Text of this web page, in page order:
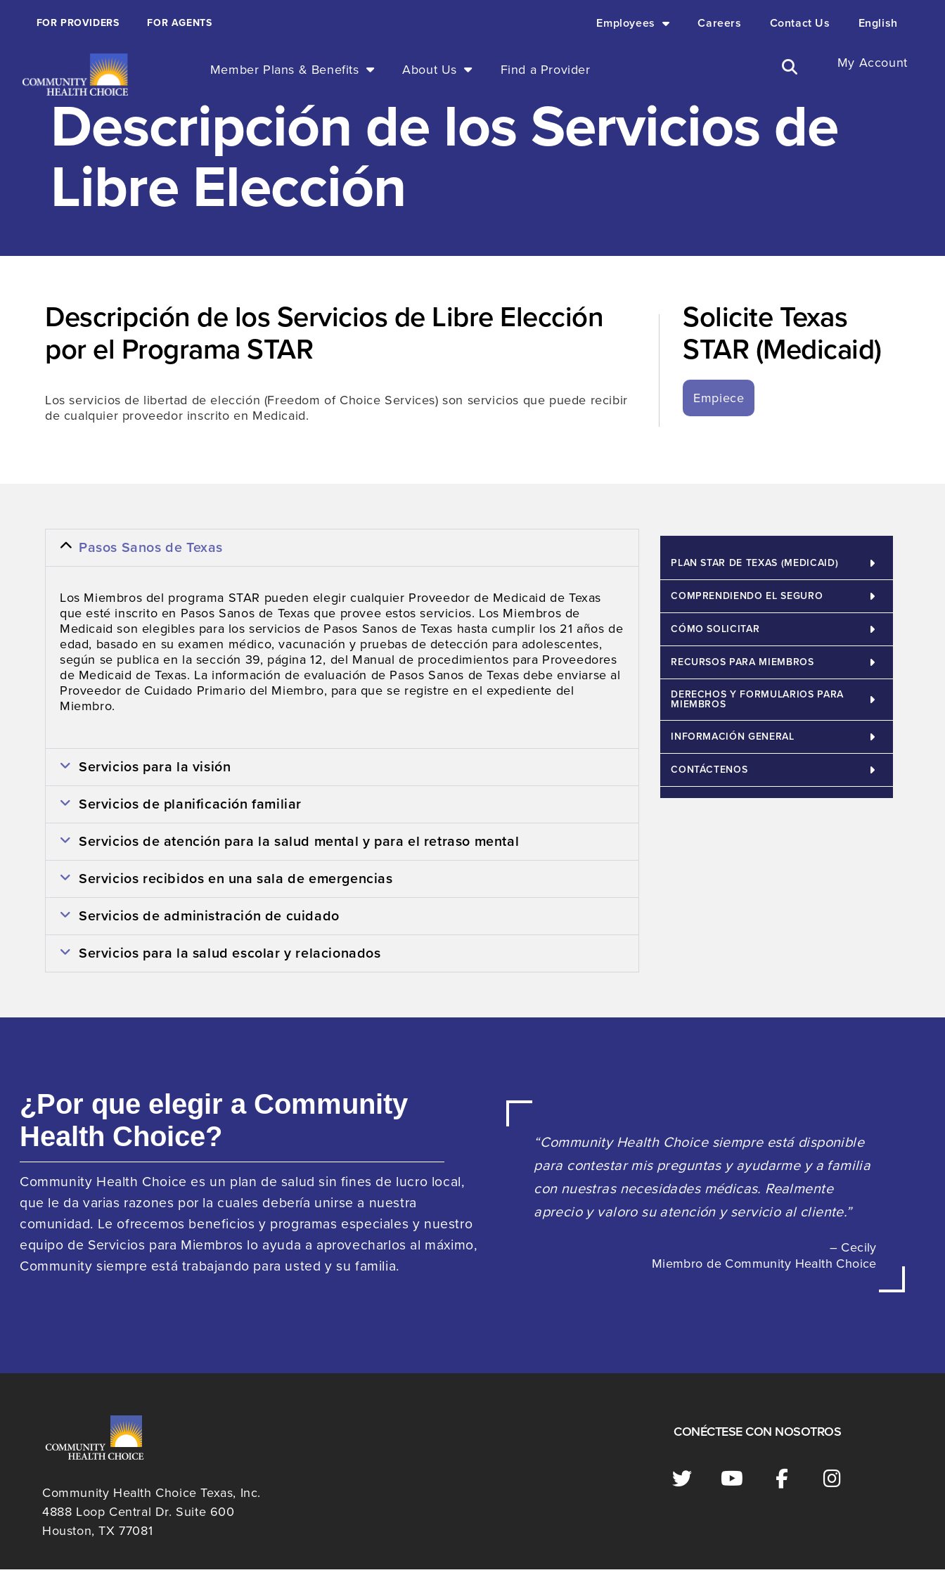
FOR PROVIDERS FOR AGENTS Employees Careers Contact Us English
Member Plans & Benefits About Us Find a Provider My Account
Descripción de los Servicios de
Libre Elección
Descripción de los Servicios de Libre Elección
por el Programa STAR
Los servicios de libertad de elección (Freedom of Choice Services) son servicios que puede recibir
de cualquier proveedor inscrito en Medicaid.
Solicite Texas
STAR (Medicaid)
Empiece
Pasos Sanos de Texas
Los Miembros del programa STAR pueden elegir cualquier Proveedor de Medicaid de Texas
que esté inscrito en Pasos Sanos de Texas que provee estos servicios. Los Miembros de
Medicaid son elegibles para los servicios de Pasos Sanos de Texas hasta cumplir los 21 años de
edad, basado en su examen médico, vacunación y pruebas de detección para adolescentes,
según se publica en la sección 39, página 12, del Manual de procedimientos para Proveedores
de Medicaid de Texas. La información de evaluación de Pasos Sanos de Texas debe enviarse al
Proveedor de Cuidado Primario del Miembro, para que se registre en el expediente del
Miembro.
Servicios para la visión
Servicios de planificación familiar
Servicios de atención para la salud mental y para el retraso mental
Servicios recibidos en una sala de emergencias
Servicios de administración de cuidado
Servicios para la salud escolar y relacionados
PLAN STAR DE TEXAS (MEDICAID)
COMPRENDIENDO EL SEGURO
CÓMO SOLICITAR
RECURSOS PARA MIEMBROS
DERECHOS Y FORMULARIOS PARA
MIEMBROS
INFORMACIÓN GENERAL
CONTÁCTENOS
¿Por que elegir a Community
Health Choice?
Community Health Choice es un plan de salud sin fines de lucro local,
que le da varias razones por la cuales debería unirse a nuestra
comunidad. Le ofrecemos beneficios y programas especiales y nuestro
equipo de Servicios para Miembros lo ayuda a aprovecharlos al máximo,
Community siempre está trabajando para usted y su familia.
“Community Health Choice siempre está disponible
para contestar mis preguntas y ayudarme y a familia
con nuestras necesidades médicas. Realmente
aprecio y valoro su atención y servicio al cliente.”
– Cecily
Miembro de Community Health Choice
Community Health Choice Texas, Inc.
4888 Loop Central Dr. Suite 600
Houston, TX 77081
CONÉCTESE CON NOSOTROS